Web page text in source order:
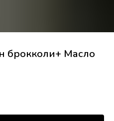
брокколи+ Масло